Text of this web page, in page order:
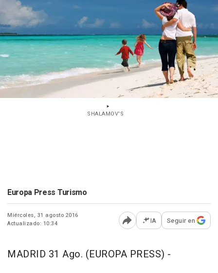
SHALAMOV'S
Europa Press Turismo
Miércoles, 31 agosto 2016
Actualizado: 10:34
Abrir opciones para
IA Seguir en
MADRID 31 Ago. (EUROPA PRESS) -